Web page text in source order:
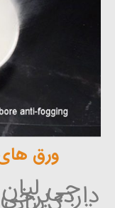
ورق
جی
دارد،